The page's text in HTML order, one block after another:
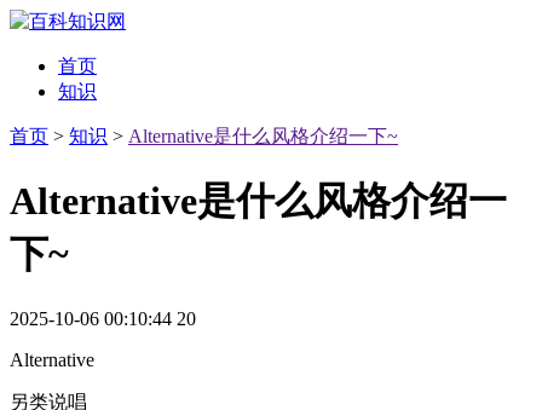
首页
知识
首页 > 知识 > Alternative是什么风格介绍一下~
Alternative是什么风格介绍一
下~
2025-10-06 00:10:44 20
Alternative
另类说唱